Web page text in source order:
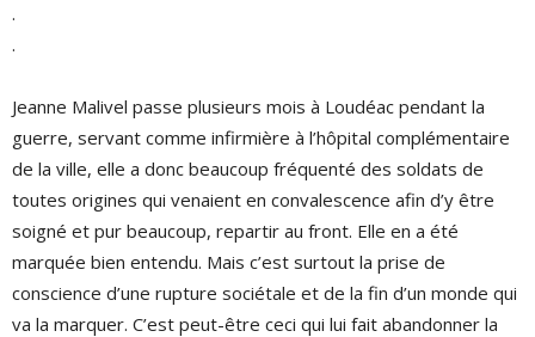
.
.
Jeanne Malivel passe plusieurs mois à Loudéac pendant la
guerre, servant comme infirmière à l’hôpital complémentaire
de la ville, elle a donc beaucoup fréquenté des soldats de
toutes origines qui venaient en convalescence afin d’y être
soigné et pur beaucoup, repartir au front. Elle en a été
marquée bien entendu. Mais c’est surtout la prise de
conscience d’une rupture sociétale et de la fin d’un monde qui
va la marquer. C’est peut-être ceci qui lui fait abandonner la